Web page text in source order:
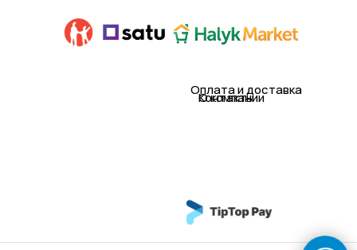
Оплата и доставка
Контакты
О компании